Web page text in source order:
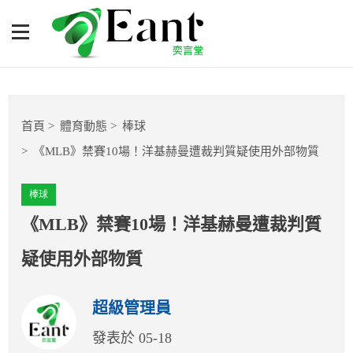
《MLB》禁賽10場！洋基赫
曼遭裁判質疑使用外部物質
籃球
球隊數據
運彩報報
明星分析師
首頁 體育動態 棒球
《MLB》禁賽10場！洋基赫曼遭裁判質疑使用外部物質
棒球
《MLB》禁賽10場！洋基赫曼遭裁判質
疑使用外部物質
超級管理員
發表於 05-18